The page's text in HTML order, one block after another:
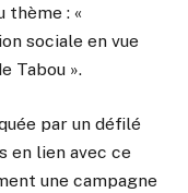
thème : «
sociale en vue
Tabou ».
par un défilé
en lien avec ce
une campagne